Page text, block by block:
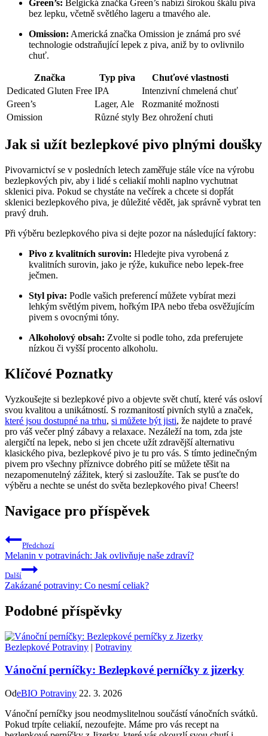
Green’s: Belgická značka Green’s nabízí širokou škálu piva
bez lepku, včetně světlého lageru a tmavého ale.
Omission: Americká značka Omission je známá pro své
technologie odstraňující lepek z piva, aniž by to ovlivnilo
chuť.
Značka Typ piva
Chuťové vlastnosti
Dedicated Gluten Free IPA
Intenzivní chmelená chuť
Green’s
Lager, Ale
Rozmanité možnosti
Omission
Různé styly Bez ohrožení chuti
Jak si užít bezlepkové pivo plnými doušky
Pivovarnictví se v posledních letech zaměřuje stále více na výrobu
bezlepkových piv, aby i lidé s celiakií mohli naplno vychutnat
sklenici piva. Pokud se chystáte na večírek a chcete si dopřát
sklenici bezlepkového piva, je důležité vědět, jak správně vybrat ten
pravý druh.
Při výběru bezlepkového piva si dejte pozor na následující faktory:
Pivo z kvalitních surovin: Hledejte piva vyrobená z
kvalitních surovin, jako je rýže, kukuřice nebo lepek-free
ječmen.
Styl piva: Podle vašich preferencí můžete vybírat mezi
lehkým světlým pivem, hořkým IPA nebo třeba osvěžujícím
pivem s ovocnými tóny.
Alkoholový obsah: Zvolte si podle toho, zda preferujete
nízkou či vyšší procento alkoholu.
Klíčové Poznatky
Vyzkoušejte si bezlepkové pivo a objevte svět chutí, které vás osloví
svou kvalitou a unikátností. S rozmanitostí pivních stylů a značek,
které jsou dostupné na trhu, si můžete být jisti, že najdete to pravé
pro váš večer plný zábavy a relaxace. Nezáleží na tom, zda jste
alergičtí na lepek, nebo si jen chcete užít zdravější alternativu
klasického piva, bezlepkové pivo je tu pro vás. S tímto jedinečným
pivem pro všechny příznivce dobrého pití se můžete těšit na
nezapomenutelný zážitek, který si zasloužíte. Tak se pusťte do
výběru a nechte se unést do světa bezlepkového piva! Cheers!
Navigace pro příspěvek
Předchozí
Melanin v potravinách: Jak ovlivňuje naše zdraví?
Další
Zakázané potraviny: Co nesmí celiak?
Podobné příspěvky
Bezlepkové Potraviny | Potraviny
Vánoční perníčky: Bezlepkové perníčky z jizerky
OdeBIO Potraviny 22. 3. 2026
Vánoční perníčky jsou neodmyslitelnou součástí vánočních svátků.
Pokud trpíte celiakií, nezoufejte. Máme pro vás recept na